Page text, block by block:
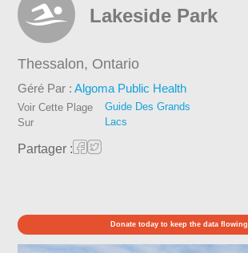
Lakeside Park
Thessalon, Ontario
Géré Par :Algoma Public Health
Voir Cette Plage
Sur
Guide Des Grands
Lacs
Partager :
Donate today to keep the data flowing